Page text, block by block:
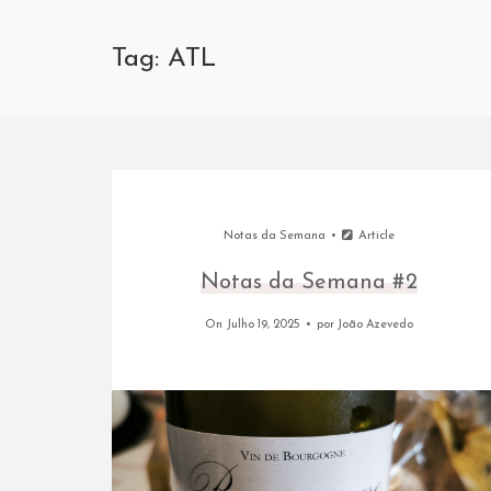
Tag: ATL
Notas da Semana Article
Notas da Semana #2
On Julho 19, 2025 por João Azevedo